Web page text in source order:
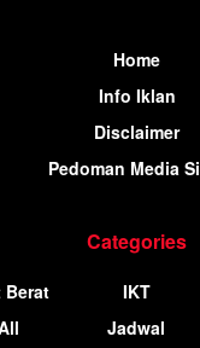
Home
Info Iklan
Disclaimer
Pedoman Media
Categories
Berat
IKT
Jadwal